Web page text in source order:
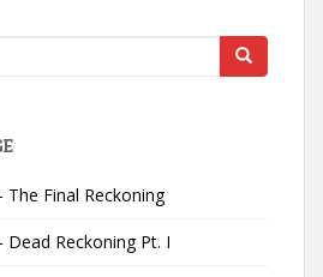
Final Reckoning
Reckoning Pt. I